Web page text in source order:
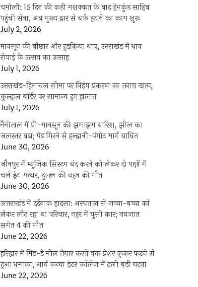
चमोली: 16 दिन की कड़ी मशक्कत के बाद हेमकुंड साहिब
पहुंची सेना, अब मुख्य द्वार से बर्फ हटाने का काम शुरू
July 2, 2026
मानसून की बौछार और हुड़किया थाप, उत्तराखंड में धान
रोपाई के उत्सव का उत्साह
July 1, 2026
उत्तराखंड-हिमाचल सीमा पर निहंग प्रकरण का तनाव खत्म,
कुल्हाल बॉर्डर पर सामान्य हुए हालात
July 1, 2026
नैनीताल में प्री-मानसून की झमाझम बारिश, झील का
जलस्तर बढ़ा; पेड़ गिरने से हल्द्वानी-पंगोट मार्ग बाधित
June 30, 2026
जौनपुर में म्यूजिक सिस्टम बंद करने को लेकर दो पक्षों में
चले ईंट-पत्थर, दुल्हन की बहन की मौत
June 30, 2026
उत्‍तराखंड में दर्दनाक हादसा: अस्पताल से जच्चा-बच्चा को
लेकर लौट रहा था परिवार, नहर में घुसी कार; नवजात
समेत 4 की मौत
June 22, 2026
हरिद्वार में मिड-डे मील तैयार करते वक्त प्रेशर कुकर फटने से
हुआ धमाका, आर्य कन्या इंटर कॉलेज में टली बड़ी घटना
June 22, 2026